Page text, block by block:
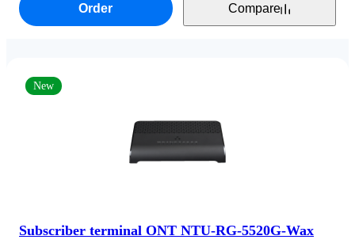
Order Compare
Subscriber terminal ONT NTU-RG-5520G-Wax
New